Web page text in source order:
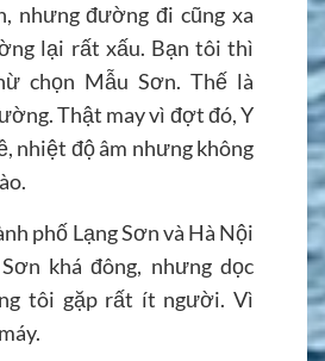
nhưng đường đi cũng xa
lại rất xấu. Bạn tôi thì
chọn Mẫu Sơn. Thế là
Thật may vì đợt đó, Y
nhiệt độ âm nhưng không
phố Lạng Sơn và Hà Nội
khá đông, nhưng dọc
tôi gặp rất ít người. Vì